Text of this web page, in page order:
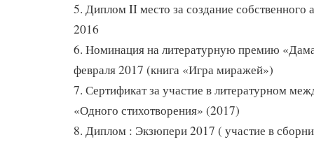
5. Диплом II место за создание собственного
2016
6. Номинация на литературную премию
февраля 2017 (книга «Игра миражей»)
7. Сертификат за участие в литературном
«Одного стихотворения» (2017)
8. Диплом : Экзюпери 2017 ( участие в